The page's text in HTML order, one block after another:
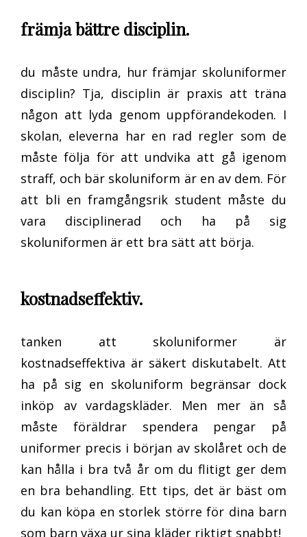
främja bättre disciplin.
du måste undra, hur främjar skoluniformer
disciplin? Tja, disciplin är praxis att träna
någon att lyda genom uppförandekoden. I
skolan, eleverna har en rad regler som de
måste följa för att undvika att gå igenom
straff, och bär skoluniform är en av dem. För
att bli en framgångsrik student måste du
vara disciplinerad och ha på sig
skoluniformen är ett bra sätt att börja.
kostnadseffektiv.
tanken att skoluniformer är
kostnadseffektiva är säkert diskutabelt. Att
ha på sig en skoluniform begränsar dock
inköp av vardagskläder. Men mer än så
måste föräldrar spendera pengar på
uniformer precis i början av skolåret och de
kan hålla i bra två år om du flitigt ger dem
en bra behandling. Ett tips, det är bäst om
du kan köpa en storlek större för dina barn
som barn växa ur sina kläder riktigt snabbt!